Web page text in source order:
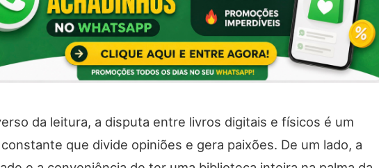
da leitura, a disputa entre livros digitais e físicos é um
que divide opiniões e gera paixões. De um lado, a